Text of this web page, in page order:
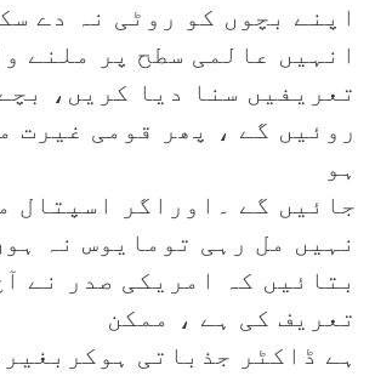
اپنے بچوں کو روٹی نہ دے
انہیں عالمی سطح پر ملنے
تعریفیں سنا دیا کریں،
روئیں گے ، پھر قومی غیرت
ہو
جائیں گے ۔اوراگر اسپتال
نہیں مل رہی تومایوس نہ
بتائیں کہ امریکی صدر نے
تعریف کی ہے ، ممکن
ہے ڈاکٹر جذباتی